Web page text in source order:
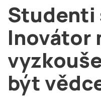
# Brno
volby
login PŘIHLÁSIT SE
Zapomněli jste heslo?
Založit nový účet
Studenti
Inovátor
být